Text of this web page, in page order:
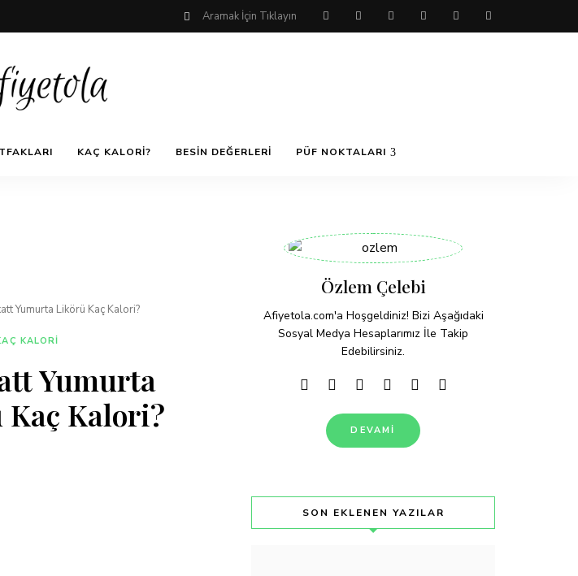
KAÇ KALORI? BESIN DEĞERLERI PÜF NOKTALARI
Yumurta Likörü Kaç Kalori?
KALORI
Yumurta
Kalori?
Özlem Çelebi
Afiyetola.com'a Hoşgeldiniz! Bizi Aşağıdaki
Sosyal Medya Hesaplarımız İle Takip
Edebilirsiniz.
DEVAMI
SON EKLENEN YAZILAR